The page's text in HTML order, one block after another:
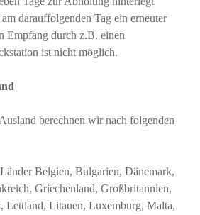
darauffolgenden Tag ein erneuter
Empfang durch z.B. einen
ist nicht möglich.
berechnen wir nach folgenden
Belgien, Bulgarien, Dänemark,
Griechenland, Großbritannien,
Lettland, Litauen, Luxemburg, Malta,